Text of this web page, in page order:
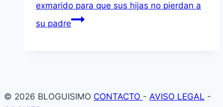
exmarido para que sus hijas no pierdan a
su padre
© 2026 BLOGUISIMO CONTACTO - AVISO LEGAL -